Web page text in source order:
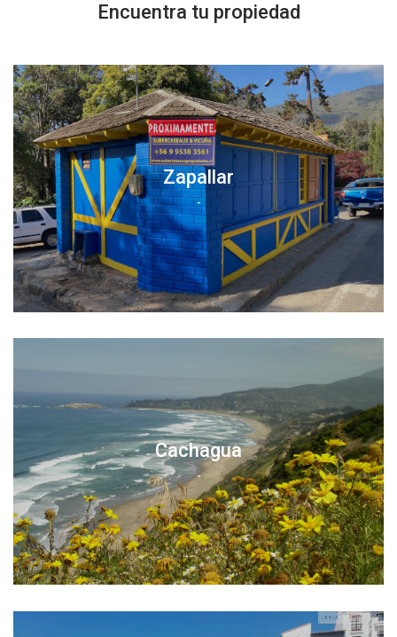
Encuentra tu propiedad
Zapallar
-
Cachagua
-